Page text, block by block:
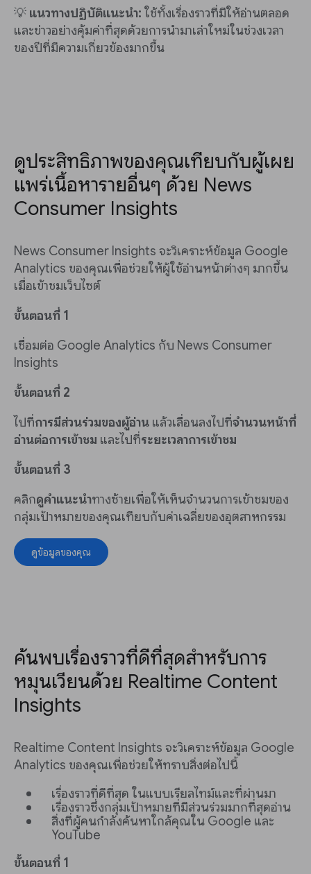
💡 แนวทางปฏิบัติแนะนำ: ใช้ทั้งเรื่องราวที่มีให้อ่านตลอด
และข่าวอย่างคุ้มค่าที่สุดด้วยการนำมาเล่าใหม่ในช่วงเวลา
ของปีที่มีความเกี่ยวข้องมากขึ้น
ดูประสิทธิภาพของคุณเทียบกับผู้เผย
แพร่เนื้อหารายอื่นๆ ด้วย News
Consumer Insights
News Consumer Insights จะวิเคราะห์ข้อมูล Google
Analytics ของคุณเพื่อช่วยให้ผู้ใช้อ่านหน้าต่างๆ มากขึ้น
เมื่อเข้าชมเว็บไซต์
ขั้นตอนที่ 1
เชื่อมต่อ Google Analytics กับ News Consumer
Insights
ขั้นตอนที่ 2
ไปที่การมีส่วนร่วมของผู้อ่าน แล้วเลื่อนลงไปที่จำนวนหน้าที่
อ่านต่อการเข้าชม และไปที่ระยะเวลาการเข้าชม
ขั้นตอนที่ 3
คลิกดูคำแนะนำทางซ้ายเพื่อให้เห็นจำนวนการเข้าชมของ
กลุ่มเป้าหมายของคุณเทียบกับค่าเฉลี่ยของอุตสาหกรรม
ดูข้อมูลของคุณ
ค้นพบเรื่องราวที่ดีที่สุดสำหรับการ
หมุนเวียนด้วย Realtime Content
Insights
Realtime Content Insights จะวิเคราะห์ข้อมูล Google
Analytics ของคุณเพื่อช่วยให้ทราบสิ่งต่อไปนี้
เรื่องราวที่ดีที่สุด ในแบบเรียลไทม์และที่ผ่านมา
เรื่องราวซึ่งกลุ่มเป้าหมายที่มีส่วนร่วมมากที่สุดอ่าน
สิ่งที่ผู้คนกำลังค้นหาใกล้คุณใน Google และ
YouTube
ขั้นตอนที่ 1